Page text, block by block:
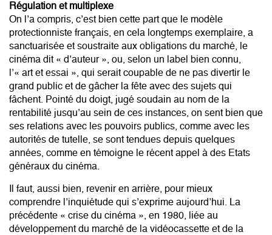
Régulation et multiplexe
On l’a compris, c’est bien cette part que le modèle
protectionniste français, en cela longtemps exemplaire, a
sanctuarisée et soustraite aux obligations du marché, le
cinéma dit « d’auteur », ou, selon un label bien connu,
l’« art et essai », qui serait coupable de ne pas divertir le
grand public et de gâcher la fête avec des sujets qui
fâchent. Pointé du doigt, jugé soudain au nom de la
rentabilité jusqu’au sein de ces instances, on sent bien que
ses relations avec les pouvoirs publics, comme avec les
autorités de tutelle, se sont tendues depuis quelques
années, comme en témoigne le récent appel à des Etats
généraux du cinéma.
Il faut, aussi bien, revenir en arrière, pour mieux
comprendre l’inquiétude qui s’exprime aujourd’hui. La
précédente « crise du cinéma », en 1980, liée au
développement du marché de la vidéocassette et de la